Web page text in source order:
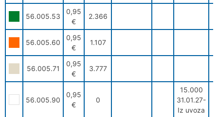
56.005.53
0,95
€
2.366
56.005.60
0,95
€
1.107
56.005.71
0,95
€
3.777
56.005.90
0,95
€
0
15.000
31.01.27-
Iz uvoza